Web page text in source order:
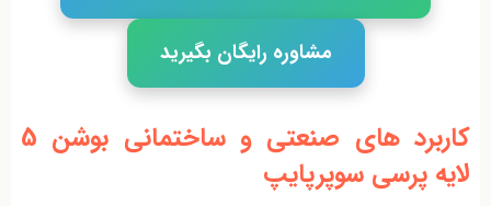
مشاوره رایگان بگیرید
کاربرد های صنعتی و ساختمانی بوشن 5
لایه پرسی سوپرپایپ